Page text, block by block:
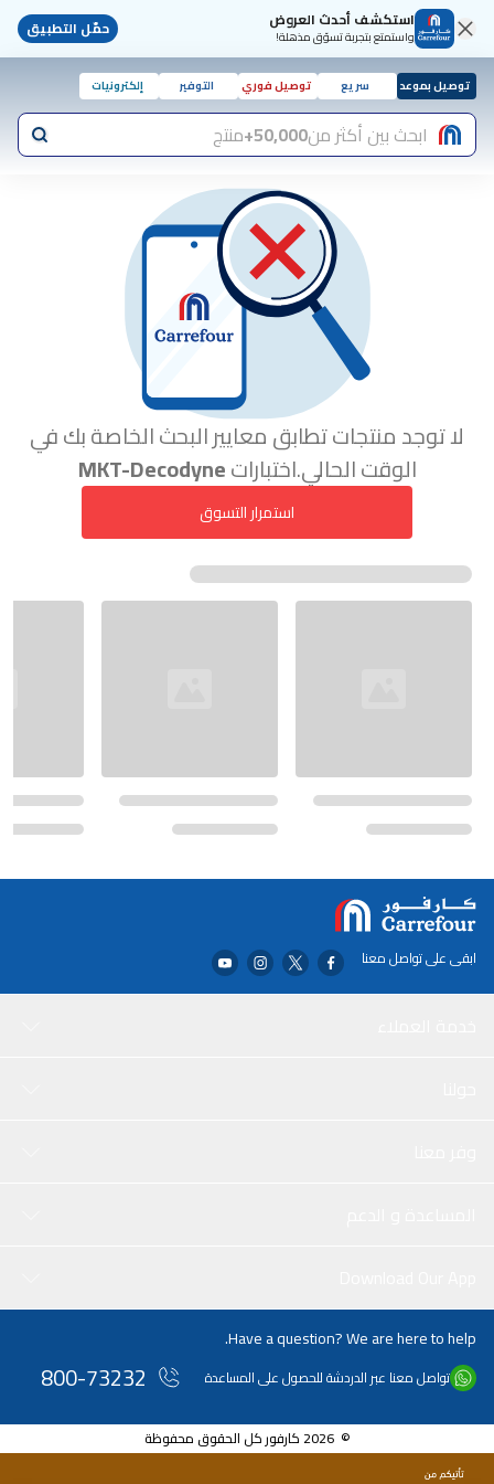
استكشف أحدث العروض
واستمتع بتجربة تسوّق مذهلة! حمّل التطبيق
توصيل بموعد سريع توصيل فوري التوفير إلكترونيات
ابحث بين أكثر من50,000+ منتج
لا توجد منتجات تطابق معايير البحث الخاصة بك في
الوقت الحالي.اختباراتMKT-Decodyne
استمرار التسوق
ابقى على تواصل معنا
Have a question? We are here to help.
تواصل معنا عبر الدردشة للحصول على المساعدة 800-73232
© 2026 كارفور كل الحقوق محفوظة